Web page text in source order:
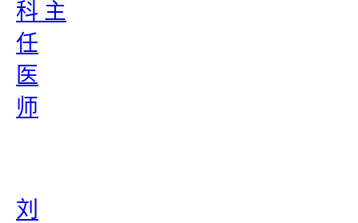
科 主
任
医
师
刘